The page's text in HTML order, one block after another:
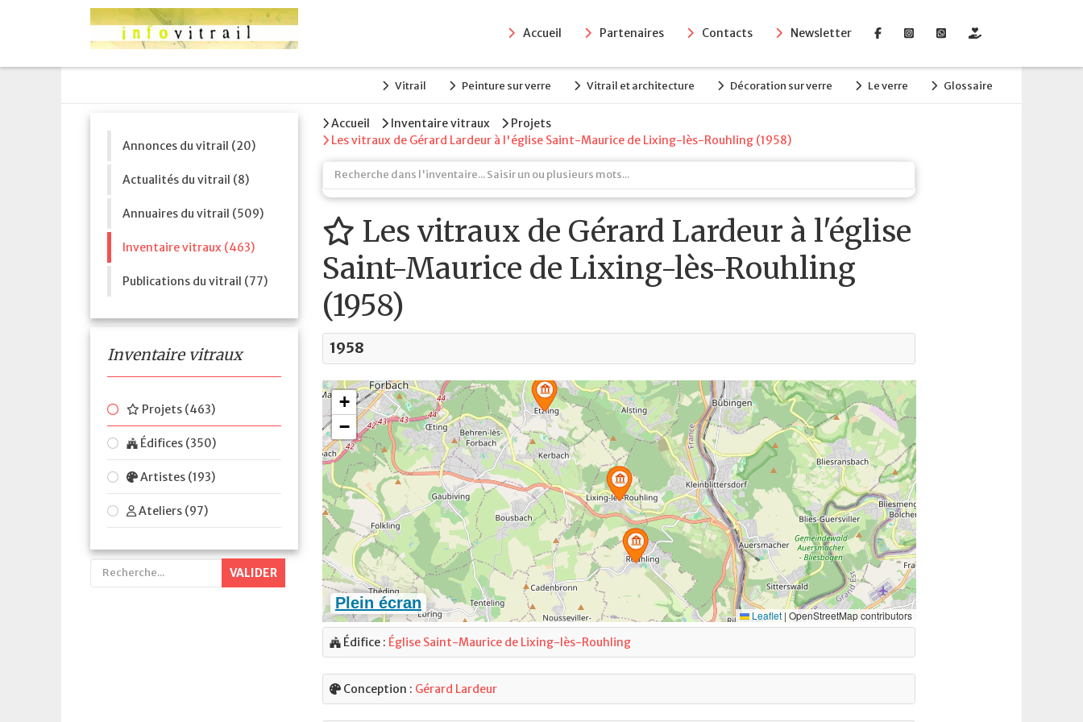
Vitrail Peinture sur verre Vitrail et architecture Décoration sur verre Le verre Glossaire
Accueil Partenaires Contacts Newsletter
Annonces du vitrail (20)
Actualités du vitrail (8)
Annuaires du vitrail (509)
Inventaire vitraux (463)
Publications du vitrail (77)
Inventaire vitraux
Projets (463)
Édifices (350)
Artistes (193)
Ateliers (97)
VALIDER
Accueil Inventaire vitraux
Projets
Les vitraux de Gérard Lardeur à l'église Saint-Maurice de Lixing-lès-Rouhling (1958)
Les vitraux de Gérard Lardeur à l'église
Saint-Maurice de Lixing-lès-Rouhling
(1958)
1958
Édifice : Église Saint-Maurice de Lixing-lès-Rouhling
Conception : Gérard Lardeur